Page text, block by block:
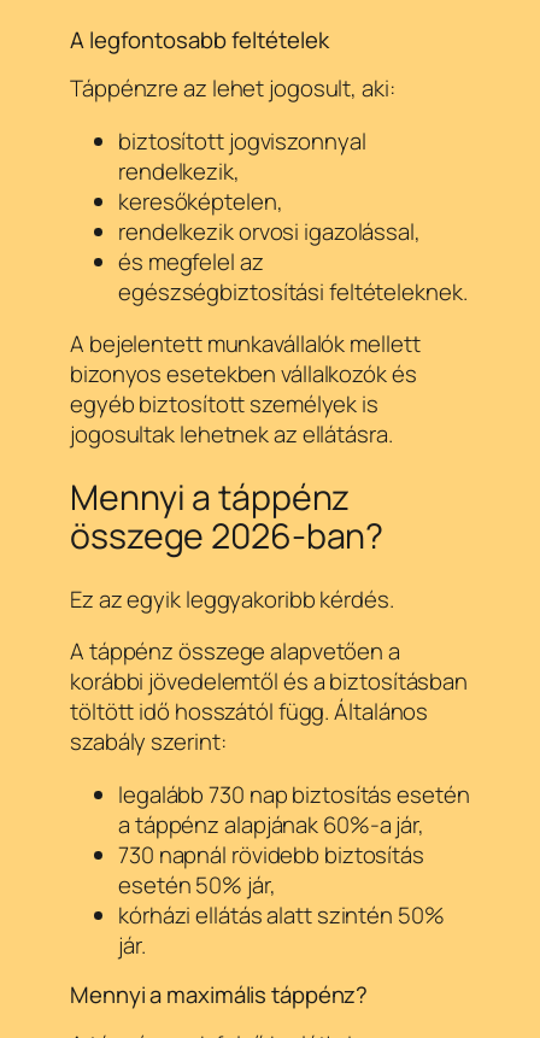
A legfontosabb feltételek
Táppénzre az lehet jogosult, aki:
biztosított jogviszonnyal
rendelkezik,
keresőképtelen,
rendelkezik orvosi igazolással,
és megfelel az
egészségbiztosítási feltételeknek.
A bejelentett munkavállalók mellett
bizonyos esetekben vállalkozók és
egyéb biztosított személyek is
jogosultak lehetnek az ellátásra.
Mennyi a táppénz
összege 2026-ban?
Ez az egyik leggyakoribb kérdés.
A táppénz összege alapvetően a
korábbi jövedelemtől és a biztosításban
töltött idő hosszától függ. Általános
szabály szerint:
legalább 730 nap biztosítás esetén
a táppénz alapjának 60%-a jár,
730 napnál rövidebb biztosítás
esetén 50% jár,
kórházi ellátás alatt szintén 50%
jár.
Mennyi a maximális táppénz?